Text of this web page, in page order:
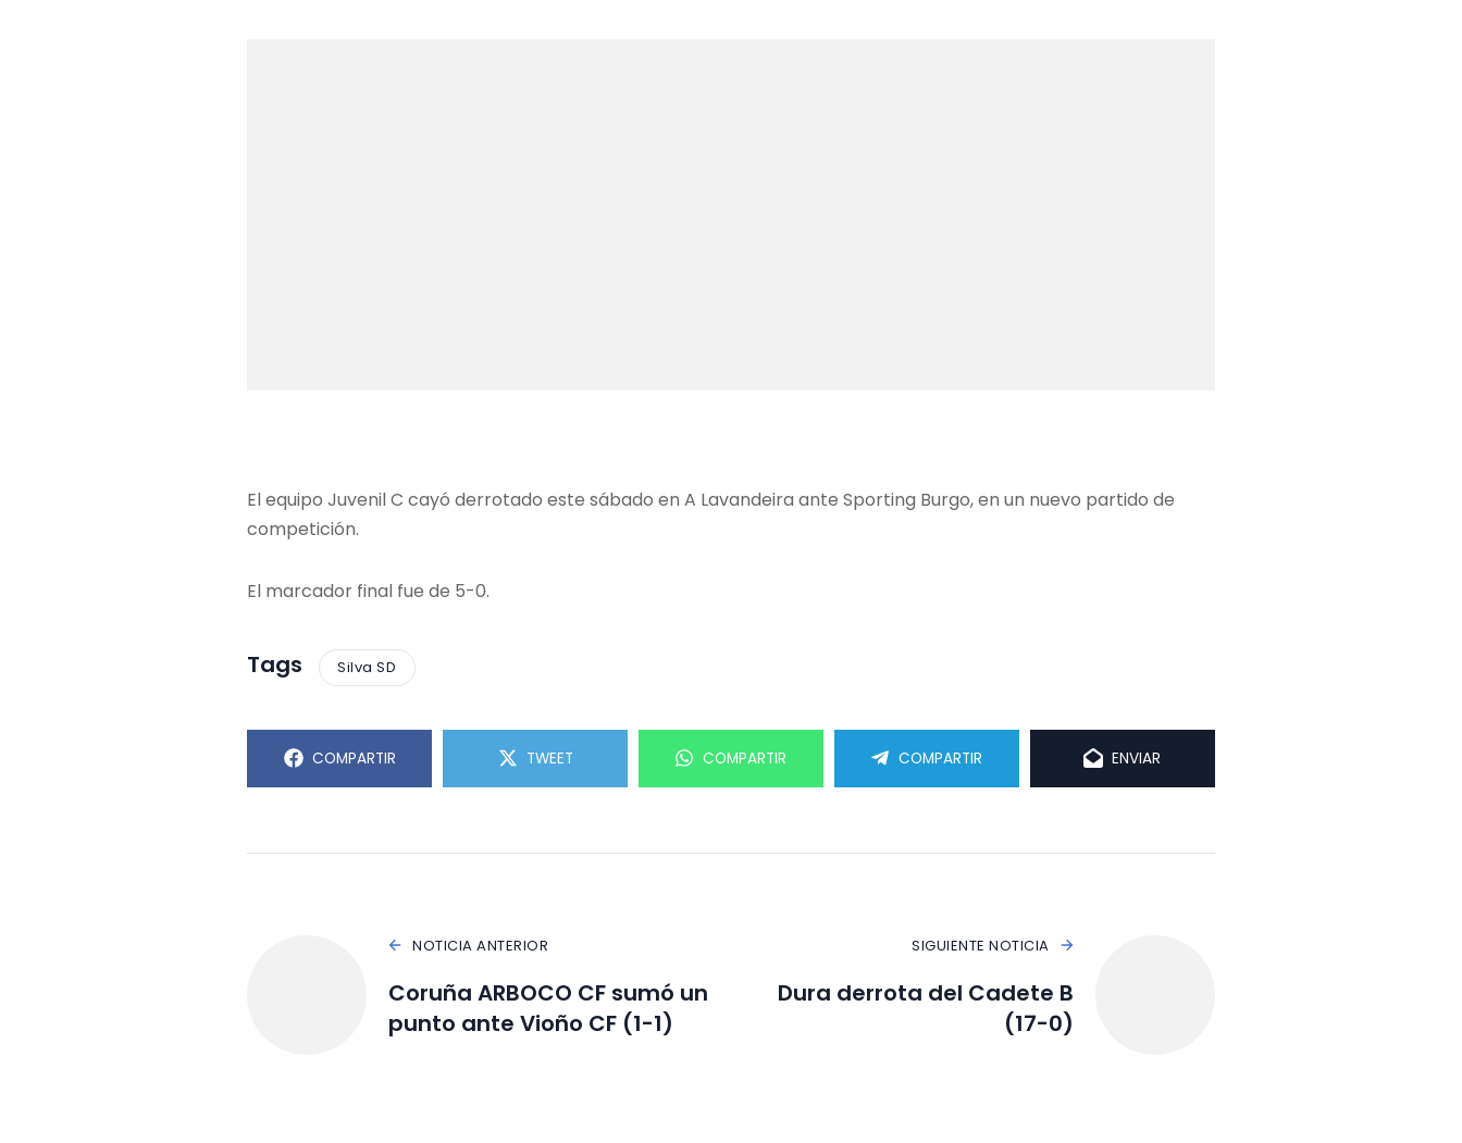
El equipo Juvenil C cayó derrotado este sábado en A Lavandeira ante Sporting Burgo, en un nuevo partido de
competición.
El marcador final fue de 5-0.
Tags Silva SD
COMPARTIR TWEET COMPARTIR COMPARTIR ENVIAR
NOTICIA ANTERIOR
Coruña ARBOCO CF sumó un
punto ante Vioño CF (1-1)
SIGUIENTE NOTICIA
Dura derrota del Cadete B
(17-0)